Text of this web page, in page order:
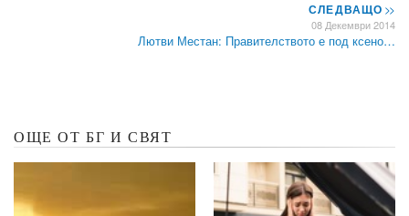
СЛЕДВАЩО>>
08 Декември 2014
Лютви Местан: Правителството е под ксено…
ОЩЕ ОТ БГ И СВЯТ